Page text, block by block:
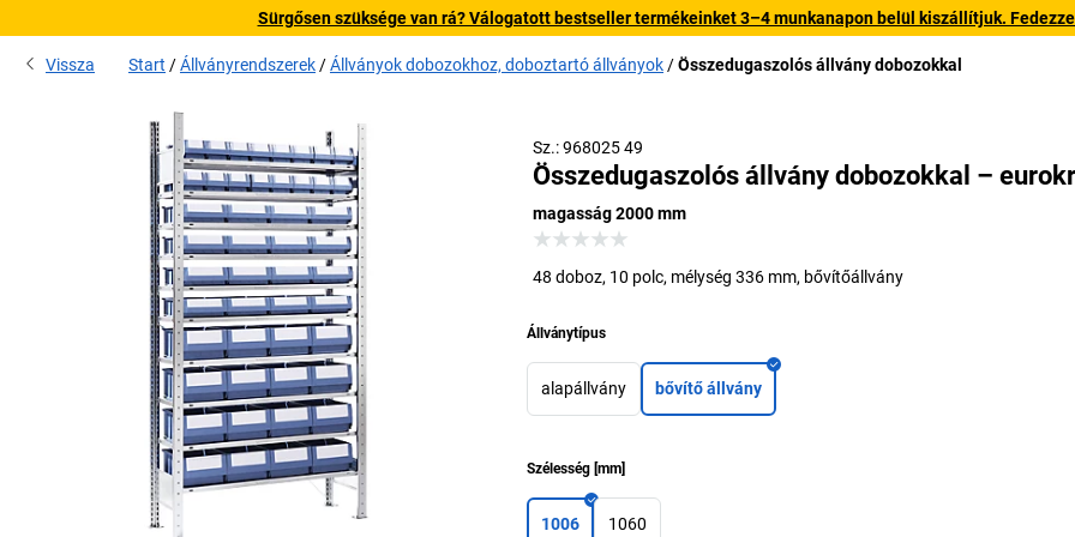
Sürgősen szüksége van rá? Válogatott bestseller termékeinket 3–4 munkanapon belül kiszállítjuk.
Vissza Start Állványrendszerek Állványok dobozokhoz, doboztartó állványok Összedugaszolós állvány dobozokkal
Sz.: 968025 49
Összedugaszolós állvány dobozokkal –
magasság 2000 mm
48 doboz, 10 polc, mélység 336 mm, bővítőállvány
Állványtípus
alapállvány bővítő állvány
Szélesség [mm]
1006 1060